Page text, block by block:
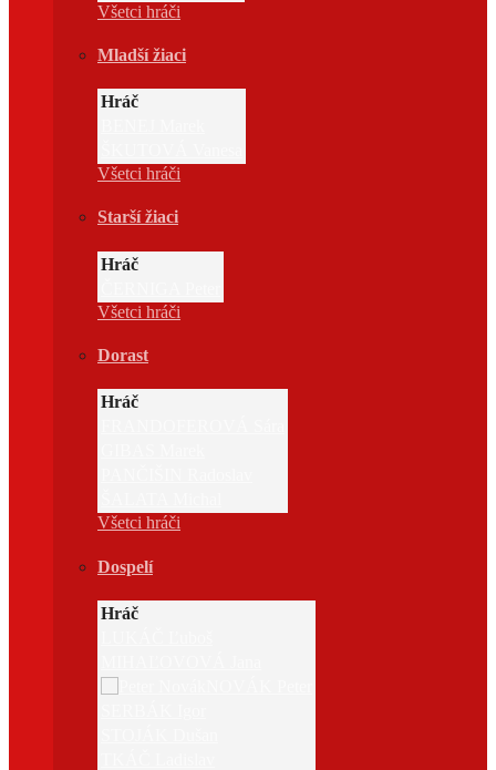
Všetci hráči
Mladší žiaci
Hráč
Všetci hráči
Starší žiaci
Hráč
Všetci hráči
Dorast
Hráč
Všetci hráči
Dospelí
Hráč